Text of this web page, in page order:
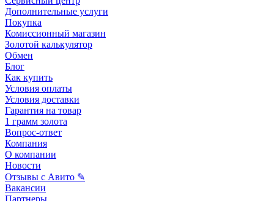
Дополнительные услуги
Покупка
Комиссионный магазин
Золотой калькулятор
Обмен
Блог
Как купить
Условия оплаты
Условия доставки
Гарантия на товар
1 грамм золота
Вопрос-ответ
Компания
О компании
Новости
Отзывы с Авито ✎
Вакансии
Партнеры